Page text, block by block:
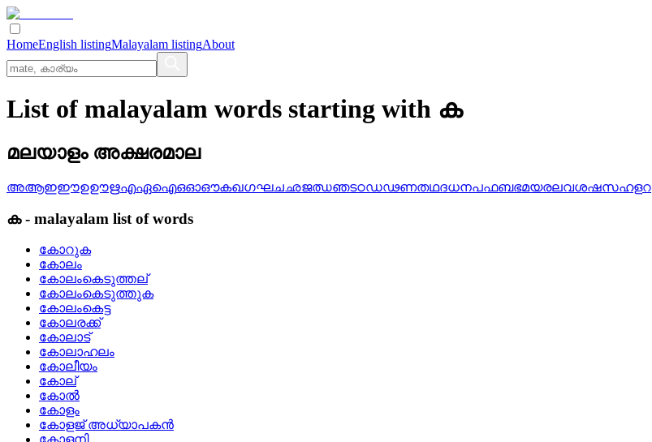
HomeEnglish listingMalayalam listingAbout
List of malayalam words starting with ക
മലയാളം അക്ഷരമാല
അആഇഈഉഊഋഎഏഐഒഓഔകഖഗഘചഛജഝഞടഠഡഢണതഥദധനപഫബഭമയരലവശഷസഹളറ
ക- malayalam list of words
കോറുക
കോലം
കോലംകെടുത്തല്
കോലംകെടുത്തുക
കോലംകെട്ട
കോലരക്ക്
കോലാട്
കോലാഹലം
കോലീയം
കോല്
കോല്‍
കോളം
കോളജ് അധ്യാപകൻ